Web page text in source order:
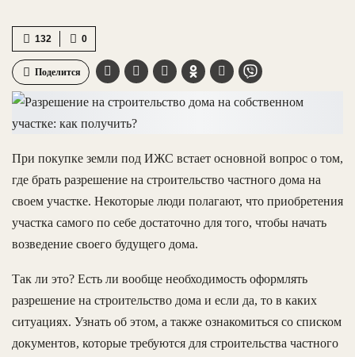
0
132
Поделится
При покупке земли под ИЖС встает основной вопрос о том,
где брать разрешение на строительство частного дома на
своем участке. Некоторые люди полагают, что приобретения
участка самого по себе достаточно для того, чтобы начать
возведение своего будущего дома.
Так ли это? Есть ли вообще необходимость оформлять
разрешение на строительство дома и если да, то в каких
ситуациях. Узнать об этом, а также ознакомиться со списком
документов, которые требуются для строительства частного